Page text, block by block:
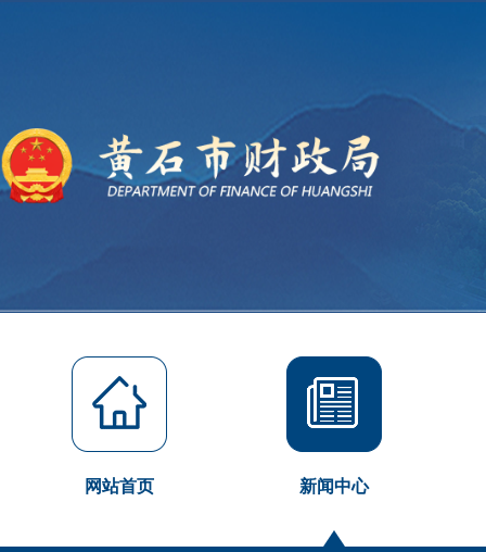
网站首页 新闻中心